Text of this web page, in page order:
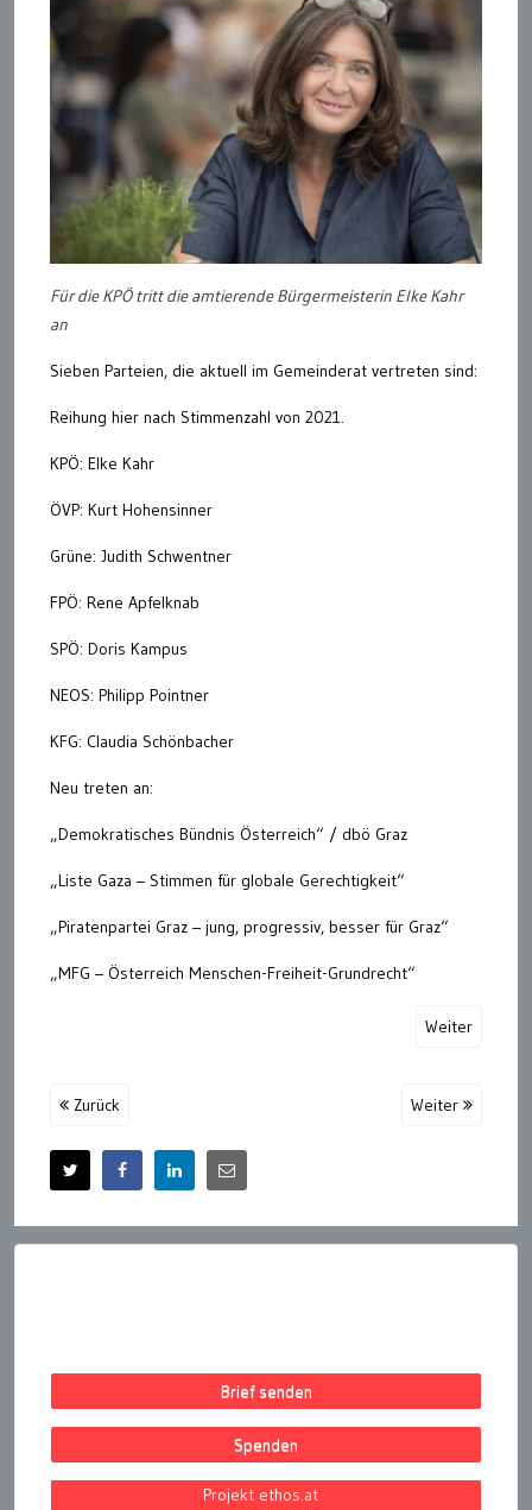
Für die KPÖ tritt die amtierende Bürgermeisterin Elke Kahr
an
Sieben Parteien, die aktuell im Gemeinderat vertreten sind:
Reihung hier nach Stimmenzahl von 2021.
KPÖ: Elke Kahr
ÖVP: Kurt Hohensinner
Grüne: Judith Schwentner
FPÖ: Rene Apfelknab
SPÖ: Doris Kampus
NEOS: Philipp Pointner
KFG: Claudia Schönbacher
Neu treten an:
„Demokratisches Bündnis Österreich“ / dbö Graz
„Liste Gaza – Stimmen für globale Gerechtigkeit“
„Piratenpartei Graz – jung, progressiv, besser für Graz“
„MFG – Österreich Menschen-Freiheit-Grundrecht“
Weiter
Zurück Weiter
Brief senden
Spenden
Projekt ethos.at